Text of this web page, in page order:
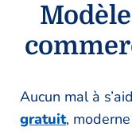
Aucun mal à
gratuit,